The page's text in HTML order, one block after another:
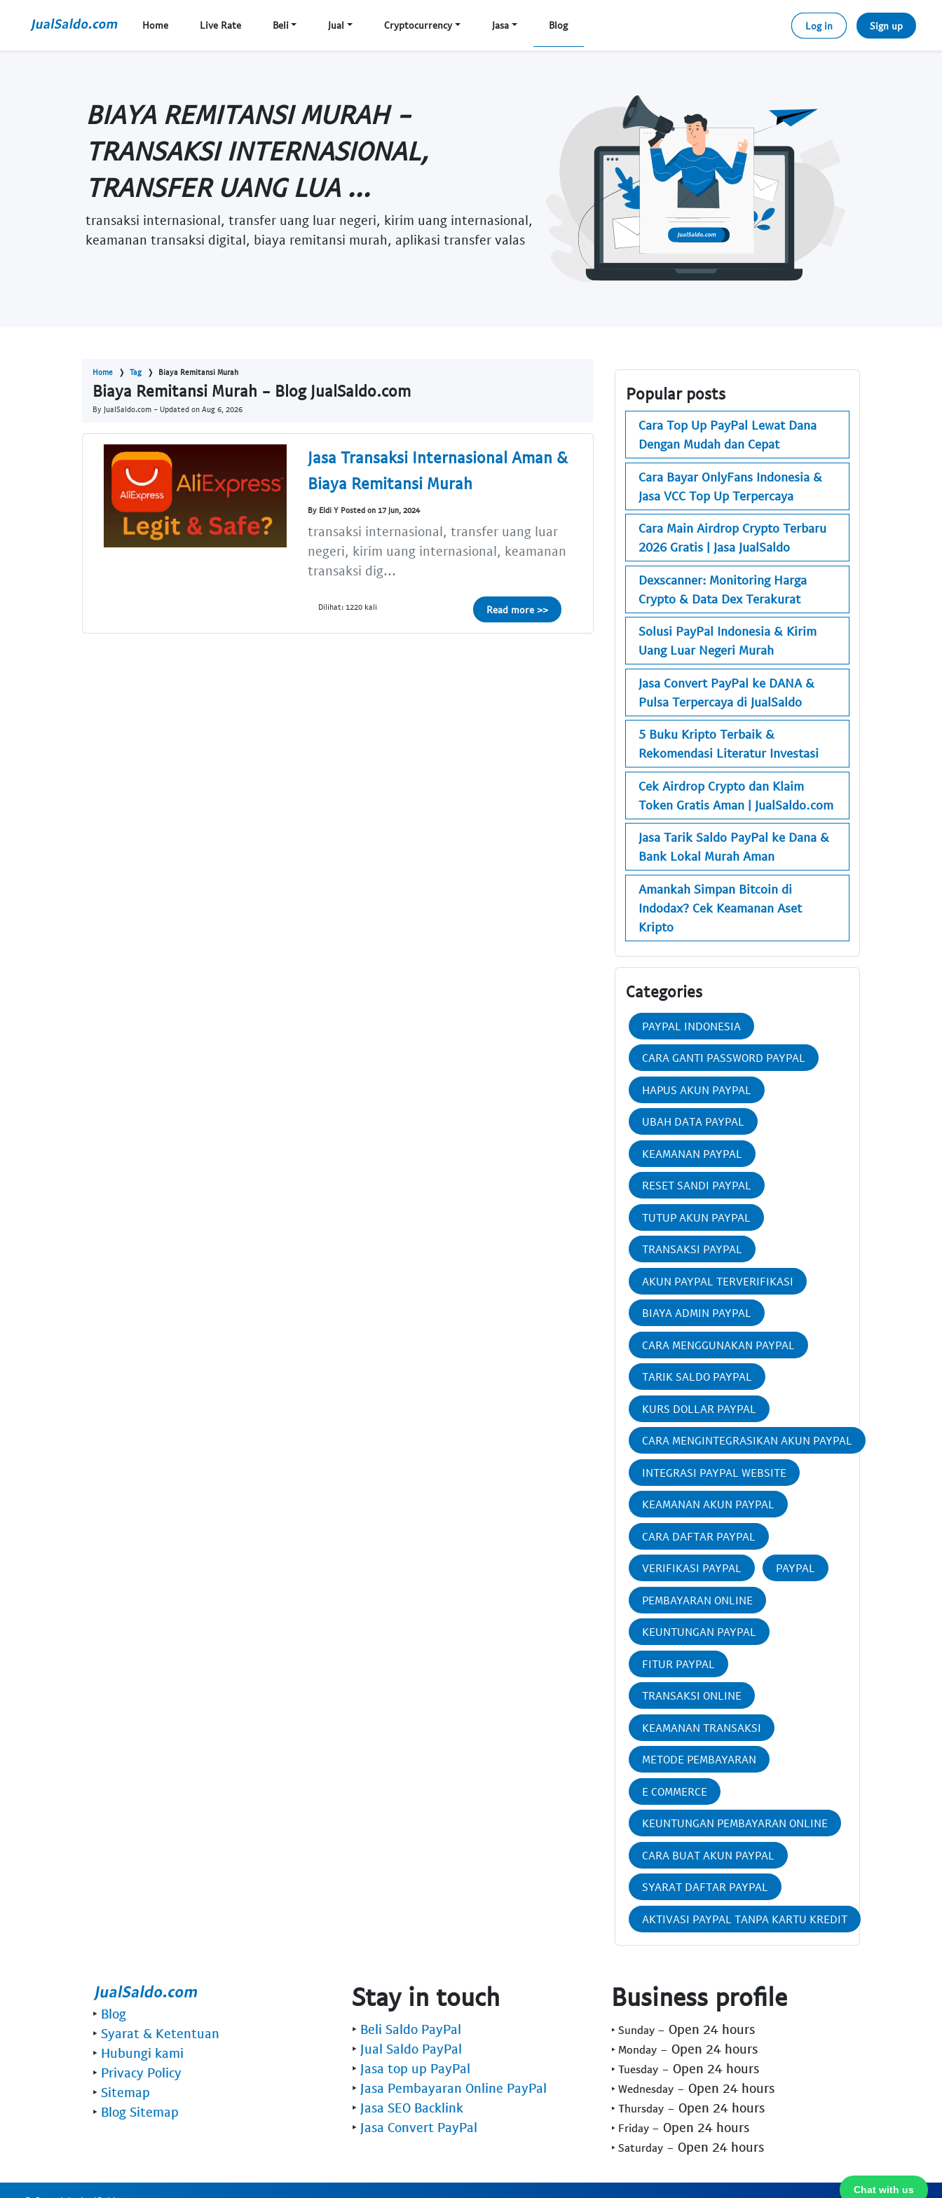
Home Live Rate Beli Jual Cryptocurrency Jasa Blog Log in Sign up
BIAYA REMITANSI MURAH -
TRANSAKSI INTERNASIONAL,
TRANSFER UANG LUA ...
transaksi internasional, transfer uang luar negeri, kirim uang internasional,
keamanan transaksi digital, biaya remitansi murah, aplikasi transfer valas
Home Tag Biaya Remitansi Murah
Biaya Remitansi Murah - Blog JualSaldo.com
By JualSaldo.com - Updated on Aug 6, 2026
Jasa Transaksi Internasional Aman &
Biaya Remitansi Murah
By Eldi Y Posted on 17 Jun, 2024
transaksi internasional, transfer uang luar
negeri, kirim uang internasional, keamanan
transaksi dig...
Dilihat: 1220 kali Read more >>
Popular posts
Cara Top Up PayPal Lewat Dana
Dengan Mudah dan Cepat
Cara Bayar OnlyFans Indonesia &
Jasa VCC Top Up Terpercaya
Cara Main Airdrop Crypto Terbaru
2026 Gratis | Jasa JualSaldo
Dexscanner: Monitoring Harga
Crypto & Data Dex Terakurat
Solusi PayPal Indonesia & Kirim
Uang Luar Negeri Murah
Jasa Convert PayPal ke DANA &
Pulsa Terpercaya di JualSaldo
5 Buku Kripto Terbaik &
Rekomendasi Literatur Investasi
Cek Airdrop Crypto dan Klaim
Token Gratis Aman | JualSaldo.com
Jasa Tarik Saldo PayPal ke Dana &
Bank Lokal Murah Aman
Amankah Simpan Bitcoin di
Indodax? Cek Keamanan Aset
Kripto
Categories
PAYPAL INDONESIA
CARA GANTI PASSWORD PAYPAL
HAPUS AKUN PAYPAL
UBAH DATA PAYPAL
KEAMANAN PAYPAL
RESET SANDI PAYPAL
TUTUP AKUN PAYPAL
TRANSAKSI PAYPAL
AKUN PAYPAL TERVERIFIKASI
BIAYA ADMIN PAYPAL
CARA MENGGUNAKAN PAYPAL
TARIK SALDO PAYPAL
KURS DOLLAR PAYPAL
CARA MENGINTEGRASIKAN AKUN PAYPAL
INTEGRASI PAYPAL WEBSITE
KEAMANAN AKUN PAYPAL
CARA DAFTAR PAYPAL
VERIFIKASI PAYPAL PAYPAL
PEMBAYARAN ONLINE
KEUNTUNGAN PAYPAL
FITUR PAYPAL
TRANSAKSI ONLINE
KEAMANAN TRANSAKSI
METODE PEMBAYARAN
E COMMERCE
KEUNTUNGAN PEMBAYARAN ONLINE
CARA BUAT AKUN PAYPAL
SYARAT DAFTAR PAYPAL
AKTIVASI PAYPAL TANPA KARTU KREDIT
Chat with us
‣ Blog
‣ Syarat & Ketentuan
‣ Hubungi kami
‣ Privacy Policy
‣ Sitemap
‣ Blog Sitemap
Stay in touch
‣ Beli Saldo PayPal
‣ Jual Saldo PayPal
‣ Jasa top up PayPal
‣ Jasa Pembayaran Online PayPal
‣ Jasa SEO Backlink
‣ Jasa Convert PayPal
Business profile
‣ Sunday - Open 24 hours
‣ Monday - Open 24 hours
‣ Tuesday - Open 24 hours
‣ Wednesday - Open 24 hours
‣ Thursday - Open 24 hours
‣ Friday - Open 24 hours
‣ Saturday - Open 24 hours